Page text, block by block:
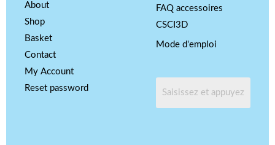
About
Shop
Basket
Contact
My Account
Reset password
FAQ accessoires
CSCI3D
Mode d'emploi